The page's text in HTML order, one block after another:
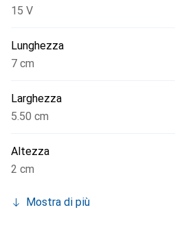
15 V
Lunghezza
7 cm
Larghezza
5.50 cm
Altezza
2 cm
Mostra di più